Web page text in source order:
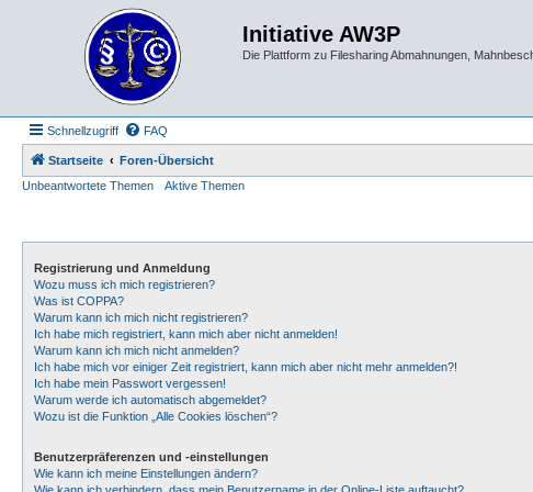
Initiative AW3P
Die Plattform zu Filesharing Abmahnungen,
Schnellzugriff FAQ
Startseite
Foren-Übersicht
Unbeantwortete Themen
Aktive Themen
Registrierung und Anmeldung
Wozu muss ich mich registrieren?
Was ist COPPA?
Warum kann ich mich nicht registrieren?
Ich habe mich registriert, kann mich aber nicht anmelden!
Warum kann ich mich nicht anmelden?
Ich habe mich vor einiger Zeit registriert, kann mich aber nicht mehr anmelden?!
Ich habe mein Passwort vergessen!
Warum werde ich automatisch abgemeldet?
Wozu ist die Funktion „Alle Cookies löschen“?
Benutzerpräferenzen und -einstellungen
Wie kann ich meine Einstellungen ändern?